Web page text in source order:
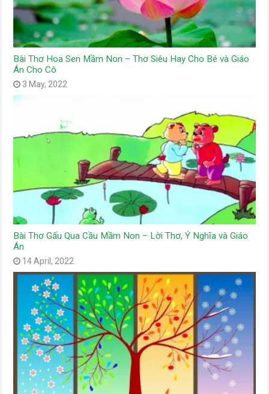
Bài Thơ Hoa Sen Mầm Non – Thơ Siêu Hay Cho Bé và Giáo
Án Cho Cô
3 May, 2022
Bài Thơ Gấu Qua Cầu Mầm Non – Lời Thơ, Ý Nghĩa và Giáo
Án
14 April, 2022